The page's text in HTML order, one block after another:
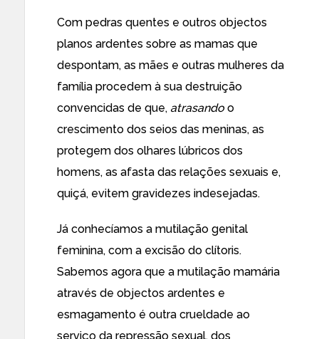
Com pedras quentes e outros objectos
planos ardentes sobre as mamas que
despontam, as mães e outras mulheres da
família procedem à sua destruição
convencidas de que, atrasandoo
crescimento dos seios das meninas, as
protegem dos olhares lúbricos dos
homens, as afasta das relações sexuais e,
quiçá, evitem gravidezes indesejadas.
Já conhecíamos a mutilação genital
feminina, com a excisão do clítoris.
Sabemos agora que a mutilação mamária
através de objectos ardentes e
esmagamento é outra crueldade ao
serviço da repressão sexual, dos